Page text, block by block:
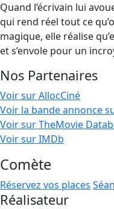
Quand l’écrivain lui
qui rend réel tout ce
magique, elle réalise
et s’envole pour un
Nos Partenaires
Voir sur AllocCiné
Voir la bande annonce
Voir sur TheMovie
Voir sur IMDb
Comète
Réservez vos places
Réalisateur